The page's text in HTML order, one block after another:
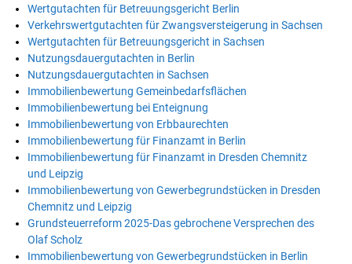
Wertgutachten für Betreuungsgericht Berlin
Verkehrswertgutachten für Zwangsversteigerung in Sachsen
Wertgutachten für Betreuungsgericht in Sachsen
Nutzungsdauergutachten in Berlin
Nutzungsdauergutachten in Sachsen
Immobilienbewertung Gemeinbedarfsflächen
Immobilienbewertung bei Enteignung
Immobilienbewertung von Erbbaurechten
Immobilienbewertung für Finanzamt in Berlin
Immobilienbewertung für Finanzamt in Dresden Chemnitz
und Leipzig
Immobilienbewertung von Gewerbegrundstücken in Dresden
Chemnitz und Leipzig
Grundsteuerreform 2025-Das gebrochene Versprechen des
Olaf Scholz
Immobilienbewertung von Gewerbegrundstücken in Berlin